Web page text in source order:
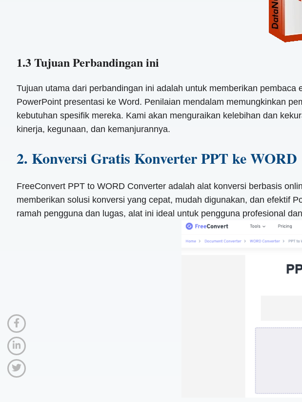
1.3 Tujuan Perbandingan ini
Tujuan utama dari perbandingan ini adalah untuk memberikan
PowerPoint presentasi ke Word. Penilaian mendalam memungkinkan
kebutuhan spesifik mereka. Kami akan menguraikan kelebihan dan
kinerja, kegunaan, dan kemanjurannya.
2. Konversi Gratis Konverter PPT ke WORD
FreeConvert PPT to WORD Converter adalah alat konversi berbasis
memberikan solusi konversi yang cepat, mudah digunakan, dan efektif
ramah pengguna dan lugas, alat ini ideal untuk pengguna profesional